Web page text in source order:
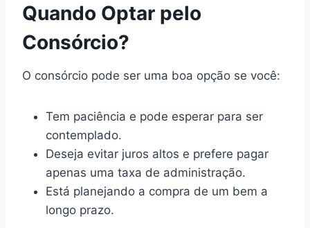
Quando Optar pelo
Consórcio?
O consórcio pode ser uma boa opção se você:
Tem paciência e pode esperar para ser
contemplado.
Deseja evitar juros altos e prefere pagar
apenas uma taxa de administração.
Está planejando a compra de um bem a
longo prazo.